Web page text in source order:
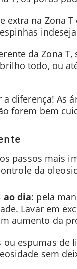
extra na Zona
da Zona
todo, ou
a diferença! As
forem bem
passos mais
da
ao dia: pela
Lavar em
aumento da
ou espumas
sem